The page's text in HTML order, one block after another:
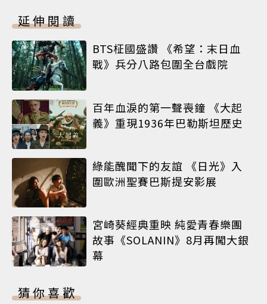
延伸閱讀
BTS柾國盛讚 《希望：末日血
戰》兵分八路包圍全台戲院
百年血淚的第一聲喪鐘 《大起
義》重現1936年巴勒斯坦歷史
綠能醜聞下的友誼 《日光》入
圍歐洲聖賽巴斯提安影展
宮崎葵經典重映 純愛青春樂團
故事《SOLANIN》8月再闖大銀
幕
猜你喜歡